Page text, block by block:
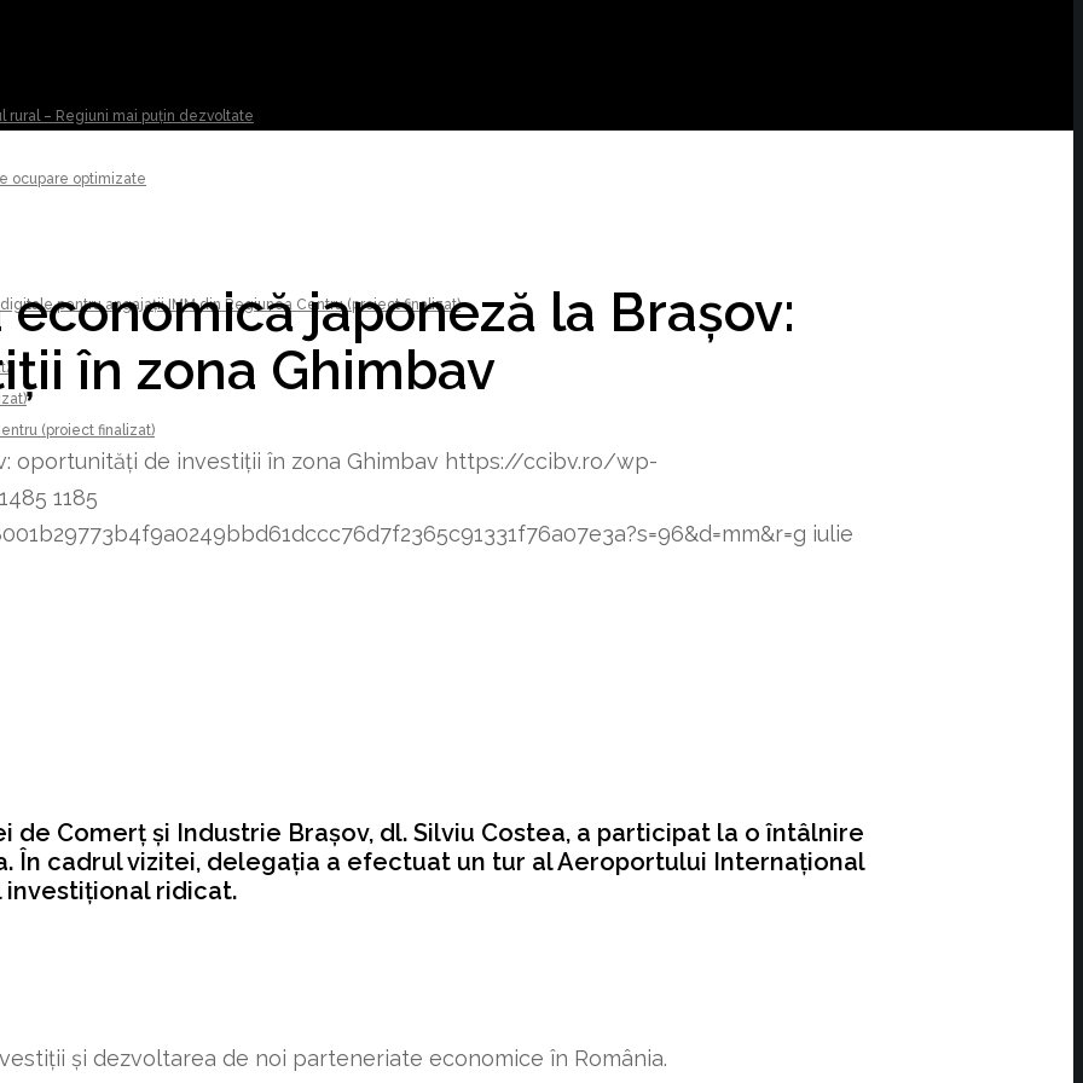
rural – Regiuni mai puțin dezvoltate
ocupare optimizate
pentru angajații IMM din Regiunea Centru (proiect finalizat)
(proiect finalizat)
japoneză la Brașov:
în zona Ghimbav
oportunități de investiții în zona Ghimbav https://ccibv.ro/wp-
1485 1185
iulie
de Comerț și Industrie Brașov, dl. Silviu Costea, a participat la o întâlnire
În cadrul vizitei, delegația a efectuat un tur al Aeroportului Internațional
investițional ridicat.
și dezvoltarea de noi parteneriate economice în România.